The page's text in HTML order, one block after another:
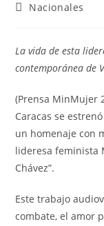
Nacionales
La vida de esta
contemporánea de
(Prensa MinMujer
Caracas se
un homenaje con
lideresa feminista
Chávez”.
Este trabajo
combate, el amor